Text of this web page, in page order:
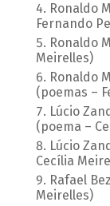
Ronaldo
Fernando
Ronaldo
Meirelles)
Ronaldo
(poemas –
Lúcio
(poema –
Lúcio
Cecília
Rafael
Meirelles)